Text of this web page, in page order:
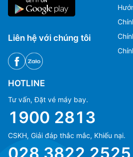
Sân bay Wapenamanda
Sân bay Boram
Sân bay Đảo Misima
Liên hệ với chúng tôi
HOTLINE
Tư vấn, Đặt vé máy bay.
1900 2813
CSKH, Giải đáp thắc mắc, Khiếu nại.
(+84) 70 854 1213